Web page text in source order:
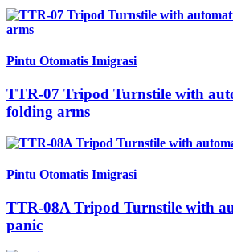
Pintu Otomatis Imigrasi
TTR-07 Tripod Turnstile with
folding arms
Pintu Otomatis Imigrasi
TTR-08A Tripod Turnstile with
panic